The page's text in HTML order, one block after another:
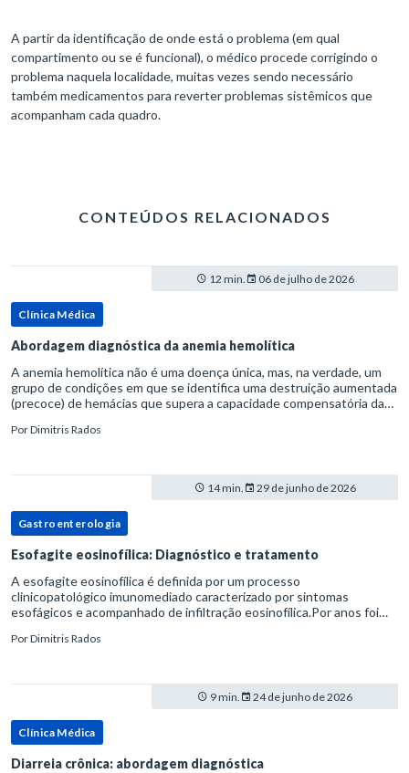
A partir da identificação de onde está o problema (em qual
compartimento ou se é funcional), o médico procede corrigindo o
problema naquela localidade, muitas vezes sendo necessário
também medicamentos para reverter problemas sistêmicos que
acompanham cada quadro.
CONTEÚDOS RELACIONADOS
12 min. 06 de julho de 2026
Clínica Médica
Abordagem diagnóstica da anemia hemolítica
A anemia hemolítica não é uma doença única, mas, na verdade, um
grupo de condições em que se identifica uma destruição aumentada
(precoce) de hemácias que supera a capacidade compensatória da
PorDimitris Rados
14 min. 29 de junho de 2026
Gastroenterologia
Esofagite eosinofílica: Diagnóstico e tratamento
A esofagite eosinofílica é definida por um processo
clinicopatológico imunomediado caracterizado por sintomas
esofágicos e acompanhado de infiltração eosinofílica.Por anos foi
refluxo gastr
PorDimitris Rados
9 min. 24 de junho de 2026
Clínica Médica
Diarreia crônica: abordagem diagnóstica